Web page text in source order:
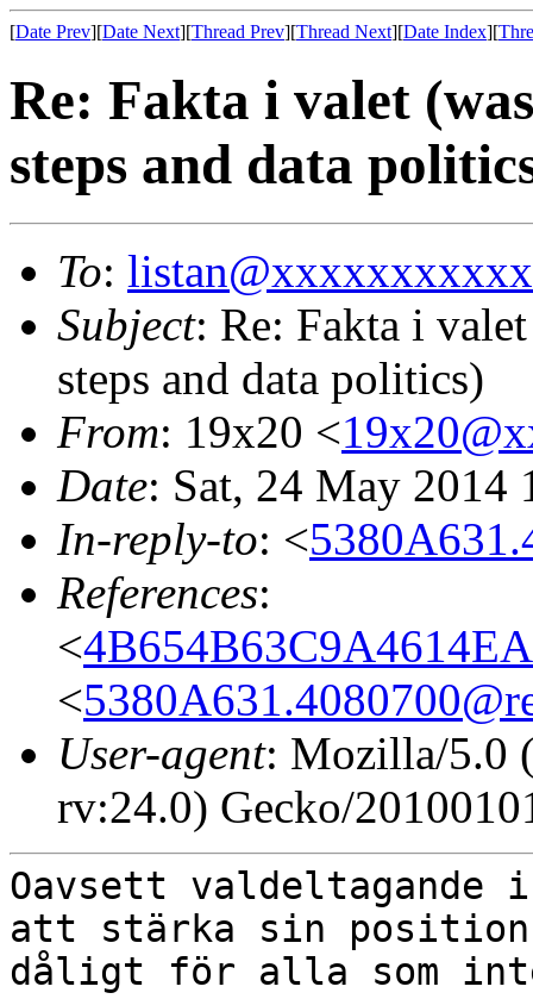
[Date Prev][Date Next][Thread Prev][Thread Next][Date Index][
Re: Fakta i valet
steps and data
To:
Subject: Re: Fakta i
steps and data politics)
From: 19x20 <
Date: Sat, 24 May 2014
In-reply-to: <
References:
<
<
User-agent: Mozilla/5.0
rv:24.0) Gecko/
Oavsett valdeltagande
att stärka sin
dåligt för alla som